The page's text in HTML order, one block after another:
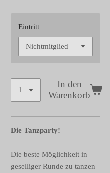
Eintritt
In den
Warenkorb
Die Tanzparty!
Die beste Möglichkeit in
geselliger Runde zu tanzen